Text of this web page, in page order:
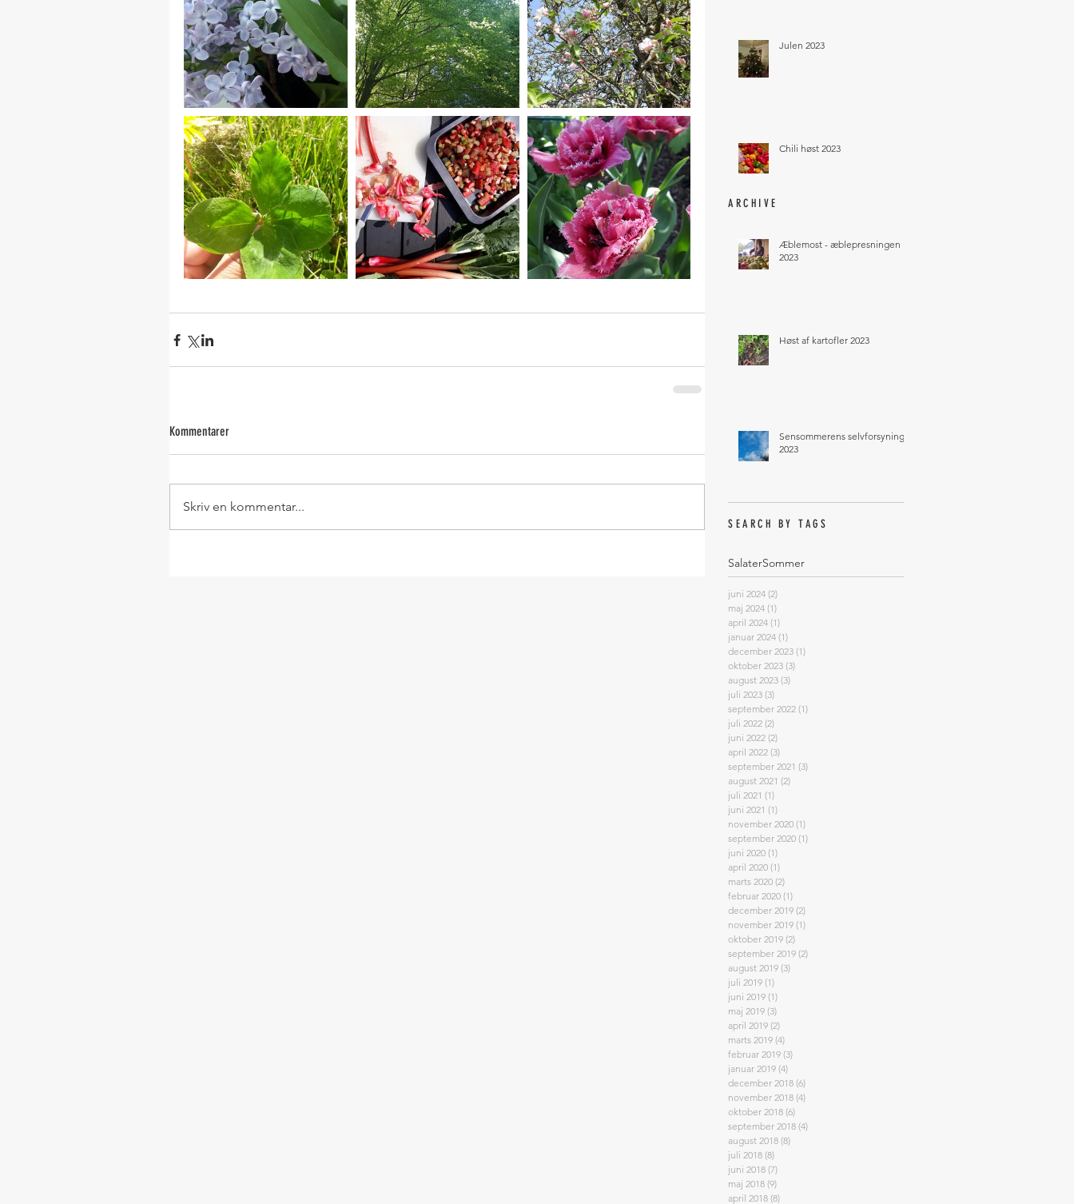
Kommentarer
Skriv en kommentar...
Julen 2023
Chili høst 2023
Æblemost - æblepresningen
2023
Høst af kartofler 2023
Sensommerens selvforsyning
2023
ARCHIVE
SEARCH BY TAGS
SalaterSommer
juni 2024 (2)
maj 2024 (1)
april 2024 (1)
januar 2024 (1)
december 2023 (1)
oktober 2023 (3)
august 2023 (3)
juli 2023 (3)
september 2022 (1)
juli 2022 (2)
juni 2022 (2)
april 2022 (3)
september 2021 (3)
august 2021 (2)
juli 2021 (1)
juni 2021 (1)
november 2020 (1)
september 2020 (1)
juni 2020 (1)
april 2020 (1)
marts 2020 (2)
februar 2020 (1)
december 2019 (2)
november 2019 (1)
oktober 2019 (2)
september 2019 (2)
august 2019 (3)
juli 2019 (1)
juni 2019 (1)
maj 2019 (3)
april 2019 (2)
marts 2019 (4)
februar 2019 (3)
januar 2019 (4)
december 2018 (6)
november 2018 (4)
oktober 2018 (6)
september 2018 (4)
august 2018 (8)
juli 2018 (8)
juni 2018 (7)
maj 2018 (9)
april 2018 (8)